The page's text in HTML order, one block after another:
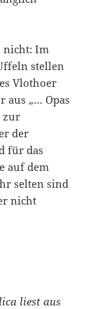
nicht: Im
stellen
Vlothoer
aus „… Opas
zur
der
für das
auf dem
selten sind
nicht
liest aus